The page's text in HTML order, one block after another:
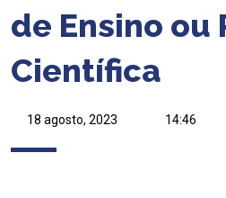
de Ensino ou
Científica
18 agosto, 2023 14:46